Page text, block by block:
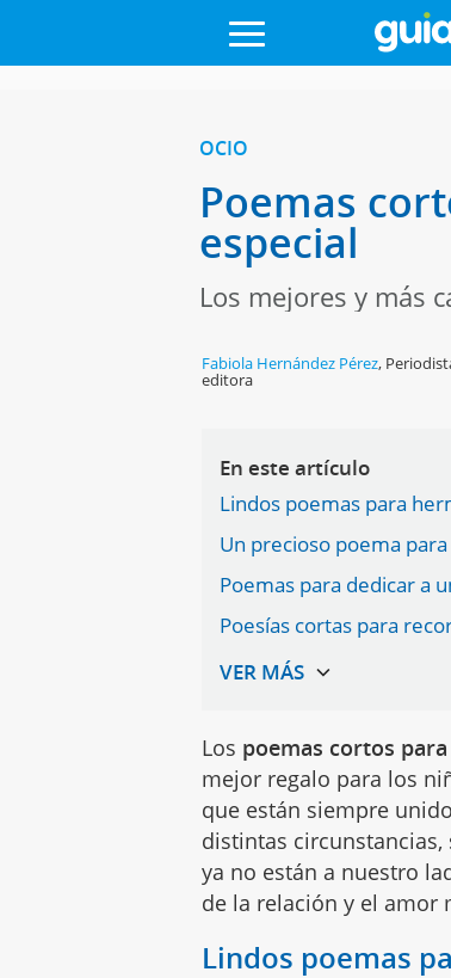
OCIO
Poemas
especial
Los mejores y más
Fabiola Hernández Pérez,
editora
En este artículo
Lindos poemas para
Un precioso poema
Poemas para dedicar a
Poesías cortas para
Los poemas cortos
mejor regalo para los
que están siempre
distintas
ya no están a nuestro
de la relación y el amor
Lindos poemas